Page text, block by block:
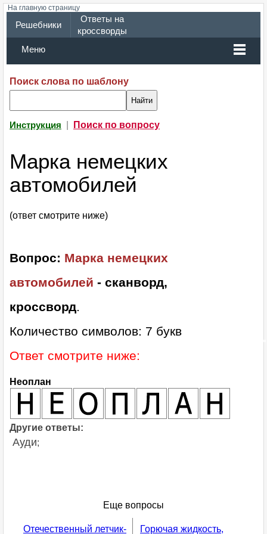
На главную страницу
Решебники
Ответы на
кроссворды
Меню
Поиск слова по шаблону
Инструкция Поиск по вопросу
Марка немецких
автомобилей
(ответ смотрите ниже)
Вопрос: Марка немецких
автомобилей - сканворд,
кроссворд.
Количество символов: 7 букв
Ответ смотрите ниже:
Неоплан
Другие ответы:
Ауди;
Еще вопросы
Отечественный летчик- Горючая жидкость,